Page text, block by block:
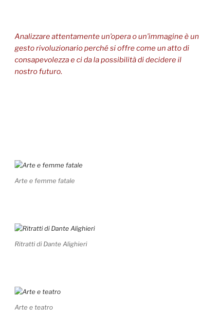
Analizzare attentamente un’opera o un’immagine è un
gesto rivoluzionario perché si offre come un atto di
consapevolezza e ci da la possibilità di decidere il
nostro futuro.
Arte e femme fatale
Ritratti di Dante Alighieri
Arte e teatro